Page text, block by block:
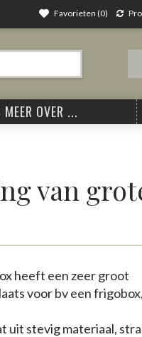
Favorieten (0)
MEER OVER ...
van
heeft een zeer groot
voor bv een frigobox,
uit stevig materiaal,